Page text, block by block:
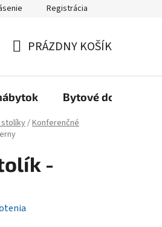
podmienky Reklamačný formulár
Registrácia
KOŠÍK
PRÁZDNY KOŠÍK
Bytové doplnky
stolíky/Konferenčné
-